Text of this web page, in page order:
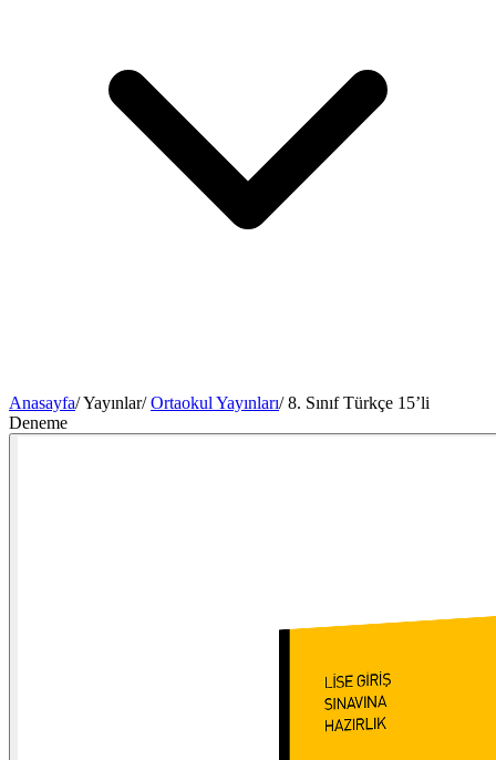
Anasayfa/Yayınlar/ Ortaokul Yayınları/ 8. Sınıf Türkçe 15’li
Deneme